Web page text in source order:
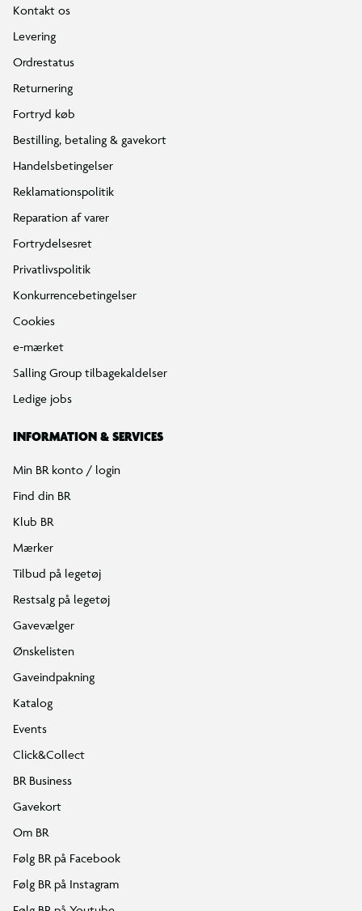
Kontakt os
Levering
Ordrestatus
Returnering
Fortryd køb
Bestilling, betaling & gavekort
Handelsbetingelser
Reklamationspolitik
Reparation af varer
Fortrydelsesret
Privatlivspolitik
Konkurrencebetingelser
Cookies
e-mærket
Salling Group tilbagekaldelser
Ledige jobs
INFORMATION & SERVICES
Min BR konto / login
Find din BR
Klub BR
Mærker
Tilbud på legetøj
Restsalg på legetøj
Gavevælger
Ønskelisten
Gaveindpakning
Katalog
Events
Click&Collect
BR Business
Gavekort
Om BR
Følg BR på Facebook
Følg BR på Instagram